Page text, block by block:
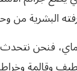
البشرية من
وعندما نتحدث عن 8 ماي،